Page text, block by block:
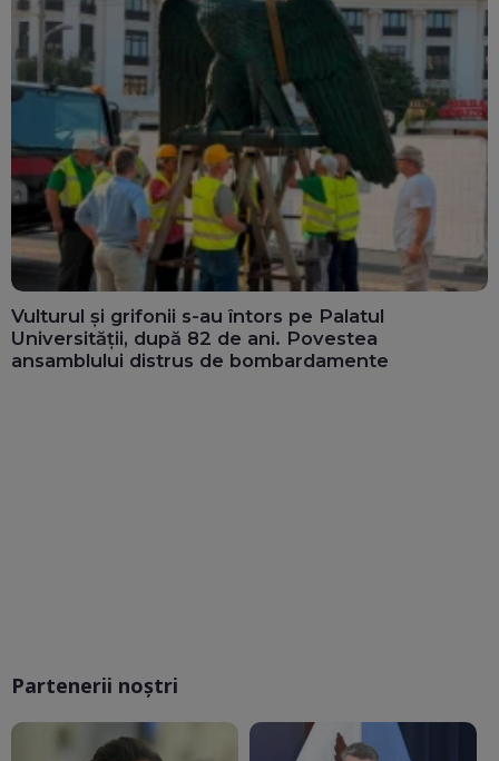
Vulturul și grifonii s-au întors pe Palatul
Universității, după 82 de ani. Povestea
ansamblului distrus de bombardamente
Partenerii noștri